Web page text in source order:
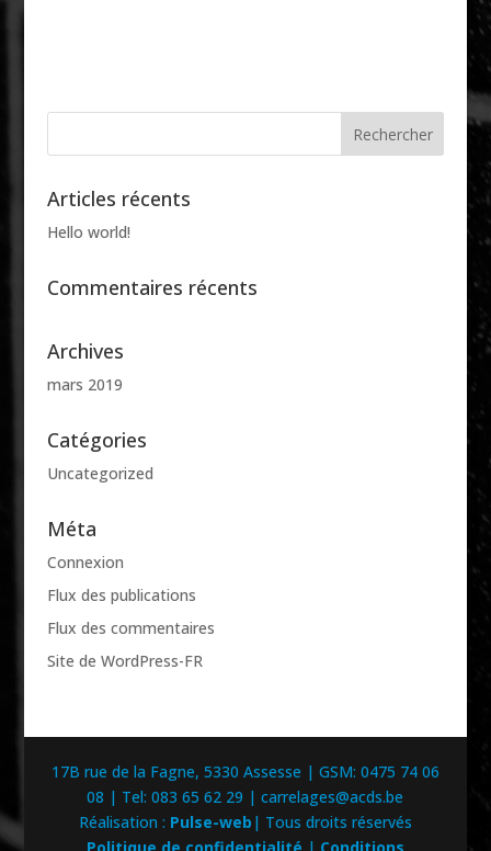
Articles récents
Hello world!
Commentaires récents
Archives
mars 2019
Catégories
Uncategorized
Méta
Connexion
Flux des publications
Flux des commentaires
Site de WordPress-FR
17B rue de la Fagne, 5330 Assesse | GSM: 0475 74 06
08 | Tel: 083 65 62 29 | carrelages@acds.be
Réalisation : Pulse-web | Tous droits réservés